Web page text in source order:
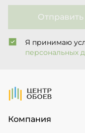
Отправить
Я принимаю
персональных
На Главную
Компания